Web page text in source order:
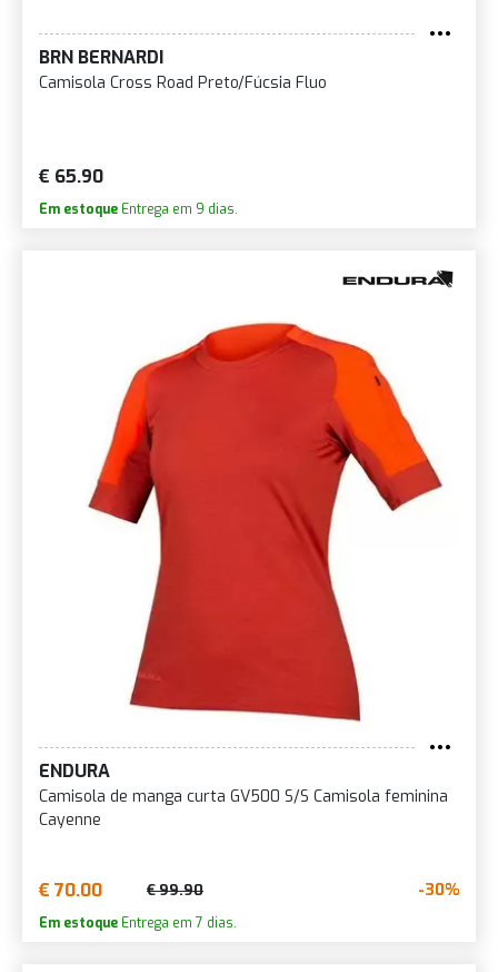
BRN BERNARDI
Camisola Cross Road Preto/Fúcsia Fluo
€ 65.90
Em estoque Entrega em 9 dias.
ENDURA
Camisola de manga curta GV500 S/S Camisola feminina
Cayenne
€ 70.00 € 99.90 -30%
Em estoque Entrega em 7 dias.